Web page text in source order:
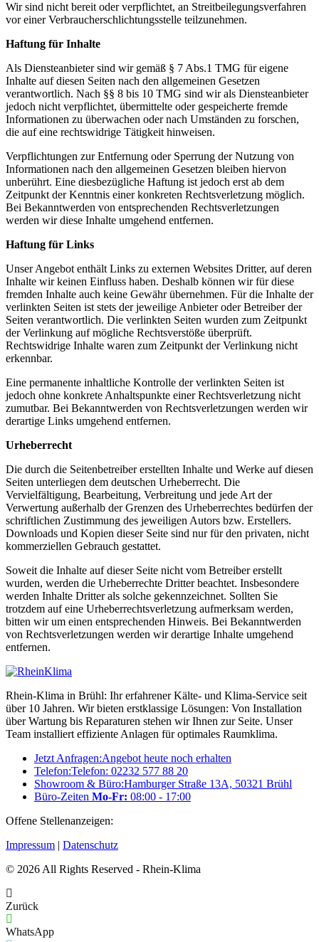
Wir sind nicht bereit oder verpflichtet, an Streitbeilegungsverfahren
vor einer Verbraucherschlichtungsstelle teilzunehmen.
Haftung für Inhalte
Als Diensteanbieter sind wir gemäß § 7 Abs.1 TMG für eigene
Inhalte auf diesen Seiten nach den allgemeinen Gesetzen
verantwortlich. Nach §§ 8 bis 10 TMG sind wir als Diensteanbieter
jedoch nicht verpflichtet, übermittelte oder gespeicherte fremde
Informationen zu überwachen oder nach Umständen zu forschen,
die auf eine rechtswidrige Tätigkeit hinweisen.
Verpflichtungen zur Entfernung oder Sperrung der Nutzung von
Informationen nach den allgemeinen Gesetzen bleiben hiervon
unberührt. Eine diesbezügliche Haftung ist jedoch erst ab dem
Zeitpunkt der Kenntnis einer konkreten Rechtsverletzung möglich.
Bei Bekanntwerden von entsprechenden Rechtsverletzungen
werden wir diese Inhalte umgehend entfernen.
Haftung für Links
Unser Angebot enthält Links zu externen Websites Dritter, auf deren
Inhalte wir keinen Einfluss haben. Deshalb können wir für diese
fremden Inhalte auch keine Gewähr übernehmen. Für die Inhalte der
verlinkten Seiten ist stets der jeweilige Anbieter oder Betreiber der
Seiten verantwortlich. Die verlinkten Seiten wurden zum Zeitpunkt
der Verlinkung auf mögliche Rechtsverstöße überprüft.
Rechtswidrige Inhalte waren zum Zeitpunkt der Verlinkung nicht
erkennbar.
Eine permanente inhaltliche Kontrolle der verlinkten Seiten ist
jedoch ohne konkrete Anhaltspunkte einer Rechtsverletzung nicht
zumutbar. Bei Bekanntwerden von Rechtsverletzungen werden wir
derartige Links umgehend entfernen.
Urheberrecht
Die durch die Seitenbetreiber erstellten Inhalte und Werke auf diesen
Seiten unterliegen dem deutschen Urheberrecht. Die
Vervielfältigung, Bearbeitung, Verbreitung und jede Art der
Verwertung außerhalb der Grenzen des Urheberrechtes bedürfen der
schriftlichen Zustimmung des jeweiligen Autors bzw. Erstellers.
Downloads und Kopien dieser Seite sind nur für den privaten, nicht
kommerziellen Gebrauch gestattet.
Soweit die Inhalte auf dieser Seite nicht vom Betreiber erstellt
wurden, werden die Urheberrechte Dritter beachtet. Insbesondere
werden Inhalte Dritter als solche gekennzeichnet. Sollten Sie
trotzdem auf eine Urheberrechtsverletzung aufmerksam werden,
bitten wir um einen entsprechenden Hinweis. Bei Bekanntwerden
von Rechtsverletzungen werden wir derartige Inhalte umgehend
entfernen.
Rhein-Klima in Brühl: Ihr erfahrener Kälte- und Klima-Service seit
über 10 Jahren. Wir bieten erstklassige Lösungen: Von Installation
über Wartung bis Reparaturen stehen wir Ihnen zur Seite. Unser
Team installiert effiziente Anlagen für optimales Raumklima.
Jetzt Anfragen:Angebot heute noch erhalten
Telefon:Telefon: 02232 577 88 20
Showroom & Büro:Hamburger Straße 13A, 50321 Brühl
Büro-Zeiten Mo-Fr: 08:00 - 17:00
Offene Stellenanzeigen:
Impressum | Datenschutz
© 2026 All Rights Reserved - Rhein-Klima
Zurück
WhatsApp